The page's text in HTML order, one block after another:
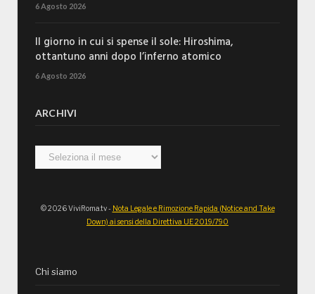
6 Agosto 2026
Il giorno in cui si spense il sole: Hiroshima,
ottantuno anni dopo l’inferno atomico
6 Agosto 2026
ARCHIVI
Archivi
© 2026 ViviRoma.tv - Nota Legale e Rimozione Rapida (Notice and Take
Down) ai sensi della Direttiva UE 2019/790
Chi siamo